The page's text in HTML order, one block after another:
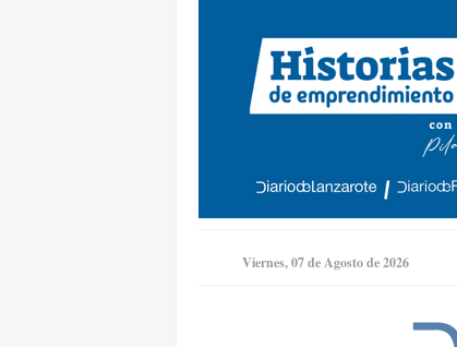
Viernes, 07 de Agosto de 2026